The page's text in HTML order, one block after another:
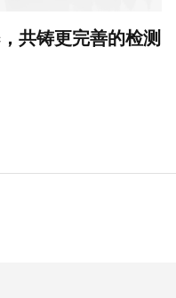
共铸更完善的检测